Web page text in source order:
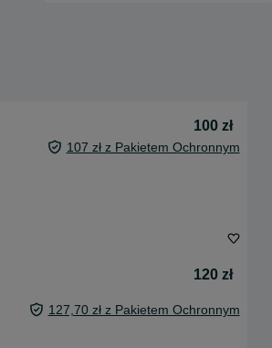
100 zł
107 zł z Pakietem Ochronnym
120 zł
127,70 zł z Pakietem Ochronnym